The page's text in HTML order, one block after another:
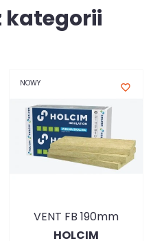
kategorii
NOWY favorite_border
VENT FB 190mm
HOLCIM